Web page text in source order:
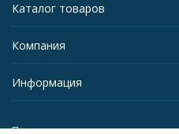
Каталог товаров
Компания
Информация
Политика персональных данных